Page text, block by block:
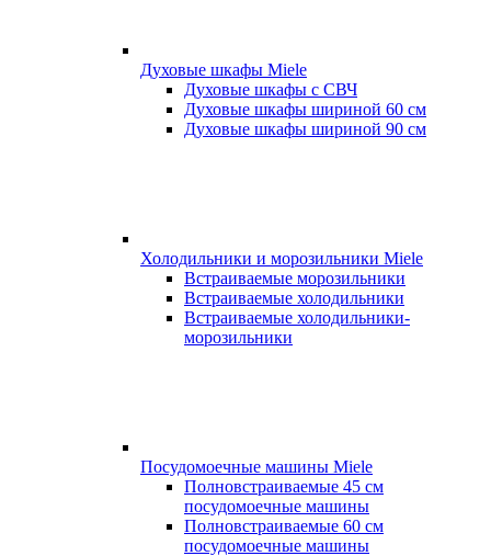
Духовые шкафы Miele
Духовые шкафы с СВЧ
Духовые шкафы шириной 60 см
Духовые шкафы шириной 90 см
Холодильники и морозильники Miele
Встраиваемые морозильники
Встраиваемые холодильники
Встраиваемые холодильники-
морозильники
Посудомоечные машины Miele
Полновстраиваемые 45 см
посудомоечные машины
Полновстраиваемые 60 см
посудомоечные машины